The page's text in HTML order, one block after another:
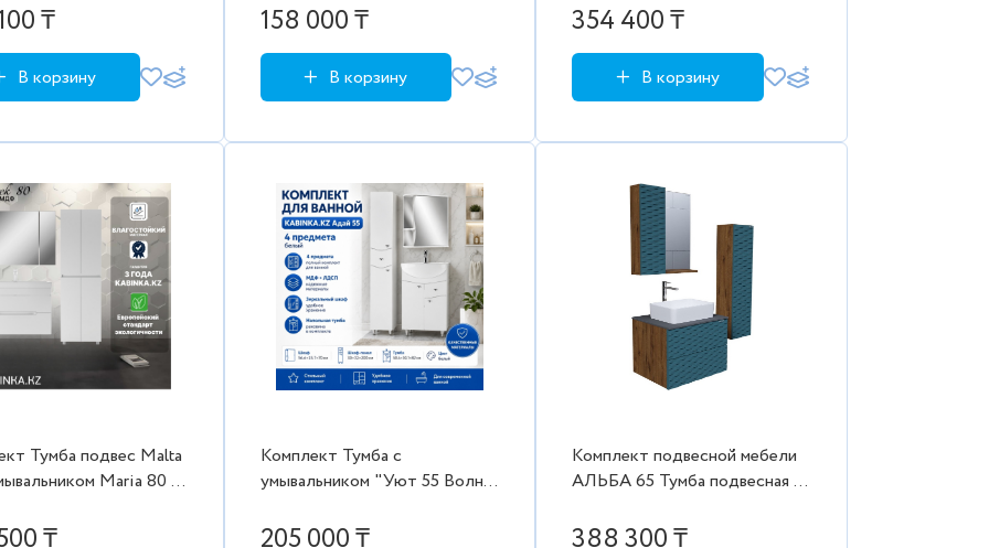
+ пенал
₸
В корзину
шкаф + пенал
158 000 ₸
В корзину
шкаф + пенал
354 400 ₸
В корзину
Тумба подвес Malta
Maria 80 с
пенал₸
Комплект Тумба с
умывальником "Уют 55 Волна"
зеркало + пенал
205 000 ₸
Комплект подвесной мебели
АЛЬБА 65 Тумба подвесная с
накладным ум.Grossman,
388 300 ₸